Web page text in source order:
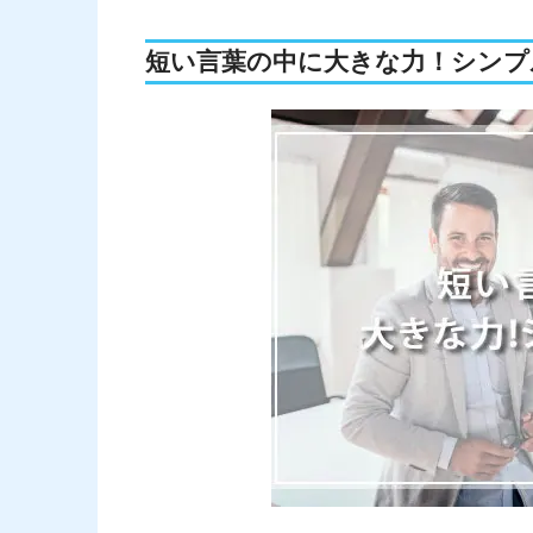
短い言葉の中に大きな力！シン